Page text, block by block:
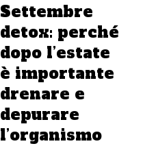
Settembre
detox: perché
dopo l’estate
è importante
drenare e
depurare
l’organismo